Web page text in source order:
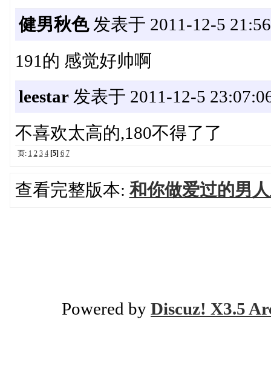
健男秋色发表于 2011-12-5
191的 感觉好帅啊
leestar发表于 2011-12-5
不喜欢太高的,180不得了了
页: 1 2 3 4 [5] 6 7
查看完整版本: 和你做爱过的男
Powered by Discuz! X3.5